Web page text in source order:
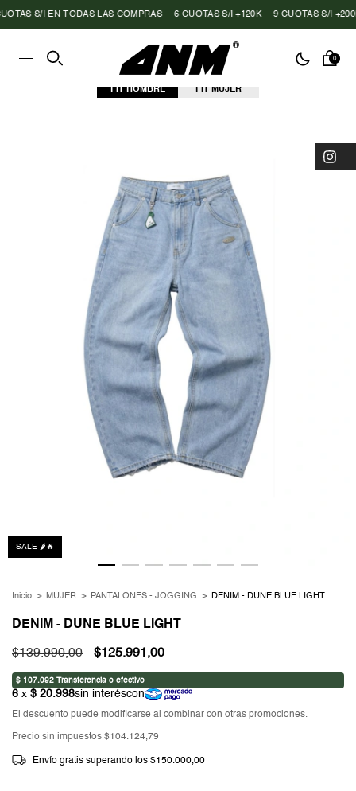
S/I EN TODAS LAS COMPRAS -- 6 CUOTAS S/I +120K -- 9 CUOTAS S/I +200K
0
FIT HOMBRE FIT MUJER
SALE 🌶️🔥
Inicio > MUJER > PANTALONES - JOGGING > DENIM - DUNE BLUE LIGHT
DENIM - DUNE BLUE LIGHT
$139.990,00 $125.991,00
El descuento puede modificarse al combinar con otras promociones.
Precio sin impuestos $104.124,79
Envío gratis superando los $150.000,00